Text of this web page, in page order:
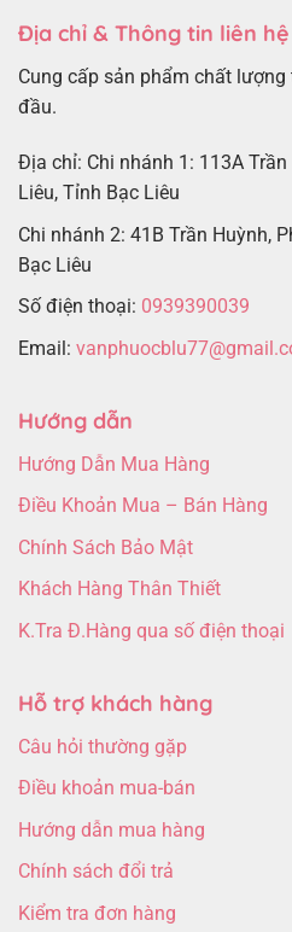
Địa chỉ & Thông tin liên hệ
Cung cấp sản phẩm chất
đầu.
Địa chỉ: Chi nhánh 1: 113A Trần
Liêu, Tỉnh Bạc Liêu
Chi nhánh 2: 41B Trần Huỳnh,
Bạc Liêu
Số điện thoại: 0939390039
Email:
Hướng dẫn
Hướng Dẫn Mua Hàng
Điều Khoản Mua – Bán Hàng
Chính Sách Bảo Mật
Khách Hàng Thân Thiết
K.Tra Đ.Hàng qua số điện thoại
Hỗ trợ khách hàng
Câu hỏi thường gặp
Điều khoản mua-bán
Hướng dẫn mua hàng
Chính sách đổi trả
Kiểm tra đơn hàng